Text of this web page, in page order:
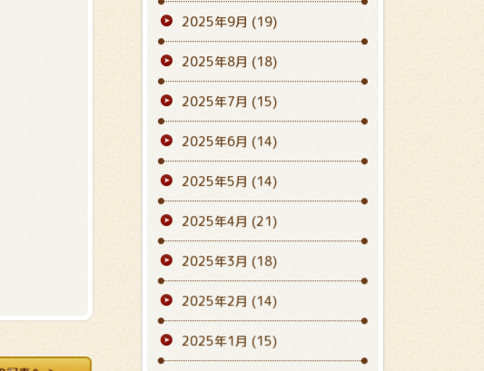
2025年9月 (19)
2025年8月 (18)
2025年7月 (15)
2025年6月 (14)
2025年5月 (14)
2025年4月 (21)
2025年3月 (18)
2025年2月 (14)
2025年1月 (15)